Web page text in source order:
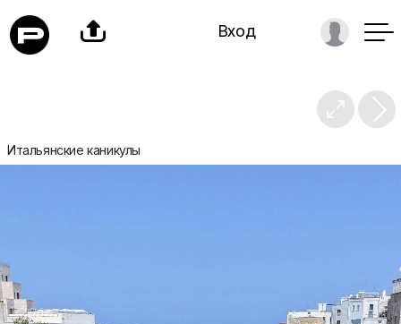
 Вход

Итальянские каникулы